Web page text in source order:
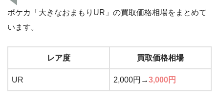
ポケカ「大きなおまもりUR」の買取価格相場をまとめて
います。
レア度 買取価格相場
UR 2,000円→3,000円